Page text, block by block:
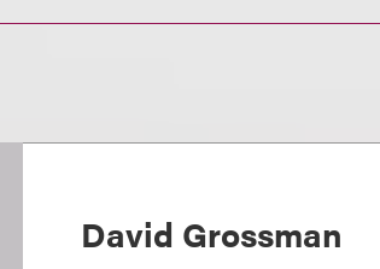
David Grossman